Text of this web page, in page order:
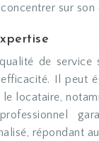
sur
de service
Il peut
locataire,
répondant